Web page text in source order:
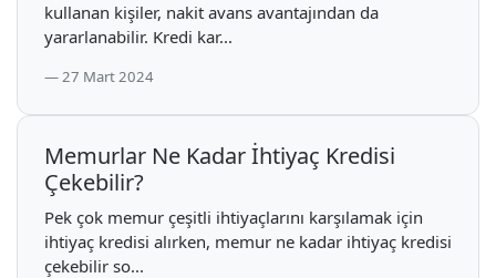
kullanan kişiler, nakit avans avantajından da
yararlanabilir. Kredi kar...
27 Mart 2024
Memurlar Ne Kadar İhtiyaç Kredisi
Çekebilir?
Pek çok memur çeşitli ihtiyaçlarını karşılamak için
ihtiyaç kredisi alırken, memur ne kadar ihtiyaç kredisi
çekebilir so...